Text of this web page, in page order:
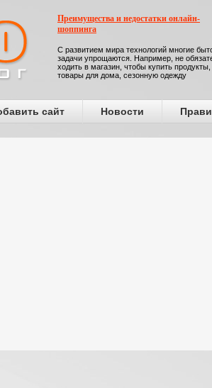
Преимущества и недостатки онлайн-
шоппинга
С развитием мира технологий многие
задачи упрощаются. Например, не
ходить в магазин, чтобы купить продукты,
товары для дома, сезонную одежду
сайт Новости